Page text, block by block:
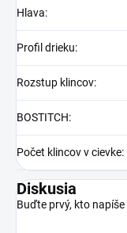
Hlava:
Profil drieku:
Rozstup klincov:
BOSTITCH:
Počet klincov v cievke:
Diskusia
Buďte prvý, kto